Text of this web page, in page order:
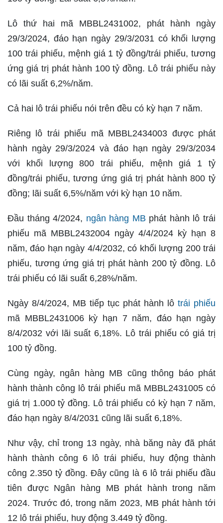
Lô thứ hai mã MBBL2431002, phát hành ngày
29/3/2024, đáo hạn ngày 29/3/2031 có khối lượng
100 trái phiếu, mệnh giá 1 tỷ đồng/trái phiếu, tương
ứng giá trị phát hành 100 tỷ đồng. Lô trái phiếu này
có lãi suất 6,2%/năm.
Cả hai lô trái phiếu nói trên đều có kỳ hạn 7 năm.
Riêng lô trái phiếu mã MBBL2434003 được phát
hành ngày 29/3/2024 và đáo hạn ngày 29/3/2034
với khối lượng 800 trái phiếu, mệnh giá 1 tỷ
đồng/trái phiếu, tương ứng giá trị phát hành 800 tỷ
đồng; lãi suất 6,5%/năm với kỳ hạn 10 năm.
Đầu tháng 4/2024, ngân hàng MB phát hành lô trái
phiếu mã MBBL2432004 ngày 4/4/2024 kỳ hạn 8
năm, đáo hạn ngày 4/4/2032, có khối lượng 200 trái
phiếu, tương ứng giá trị phát hành 200 tỷ đồng. Lô
trái phiếu có lãi suất 6,28%/năm.
Ngày 8/4/2024, MB tiếp tục phát hành lô trái phiếu
mã MBBL2431006 kỳ hạn 7 năm, đáo hạn ngày
8/4/2032 với lãi suất 6,18%. Lô trái phiếu có giá trị
100 tỷ đồng.
Cùng ngày, ngân hàng MB cũng thông báo phát
hành thành công lô trái phiếu mã MBBL2431005 có
giá trị 1.000 tỷ đồng. Lô trái phiếu có kỳ hạn 7 năm,
đáo hạn ngày 8/4/2031 cũng lãi suất 6,18%.
Như vậy, chỉ trong 13 ngày, nhà băng này đã phát
hành thành công 6 lô trái phiếu, huy động thành
công 2.350 tỷ đồng. Đây cũng là 6 lô trái phiếu đầu
tiên được Ngân hàng MB phát hành trong năm
2024. Trước đó, trong năm 2023, MB phát hành tới
12 lô trái phiếu, huy động 3.449 tỷ đồng.